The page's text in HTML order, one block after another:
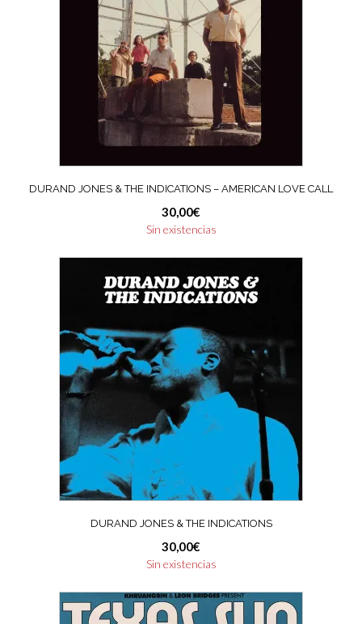
DURAND JONES & THE INDICATIONS – AMERICAN LOVE CALL
30,00€
Sin existencias
DURAND JONES & THE INDICATIONS
30,00€
Sin existencias